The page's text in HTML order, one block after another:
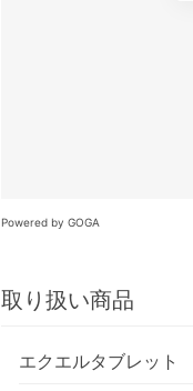
Powered by GOGA
取り扱い商品
エクエルタブレット